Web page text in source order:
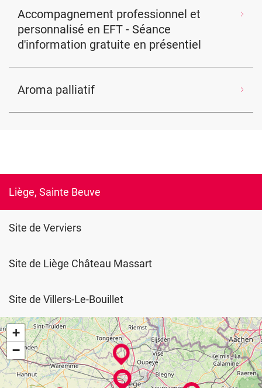
Accompagnement professionnel et
personnalisé en EFT - Séance
d'information gratuite en présentiel
Aroma palliatif
+
−
Liège, Sainte Beuve
Site de Verviers
Site de Liège Château Massart
Site de Villers-Le-Bouillet